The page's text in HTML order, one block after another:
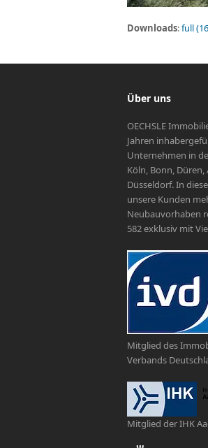
Downloads:full
Über uns
OECHSLE
Jahren
Unternehmen in
Köln, Bonn, Düren,
Düsseldorf. In
unsere Kunden
Neubauvorhaben
582 exklusiv mit
Mitglied des
Verbands
Mitglied der IHK